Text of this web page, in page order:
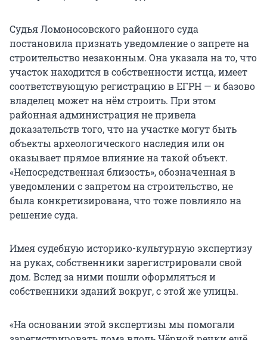
Судья Ломоносовского районного суда
постановила признать уведомление о запрете на
строительство незаконным. Она указала на то, что
участок находится в собственности истца, имеет
соответствующую регистрацию в ЕГРН — и базово
владелец может на нём строить. При этом
районная администрация не привела
доказательств того, что на участке могут быть
объекты археологического наследия или он
оказывает прямое влияние на такой объект.
«Непосредственная близость», обозначенная в
уведомлении с запретом на строительство, не
была конкретизирована, что тоже повлияло на
решение суда.
Имея судебную историко-культурную экспертизу
на руках, собственники зарегистрировали свой
дом. Вслед за ними пошли оформляться и
собственники зданий вокруг, с этой же улицы.
«На основании этой экспертизы мы помогали